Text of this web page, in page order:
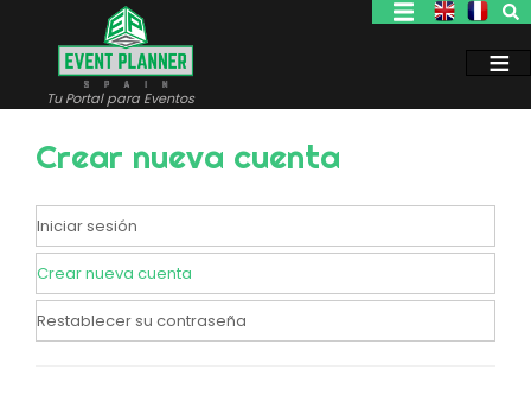
contenido
Tu Portal para Eventos
Crear nueva cuenta
Primary
tabs
Iniciar sesión
Crear nueva cuenta
Restablecer su contraseña